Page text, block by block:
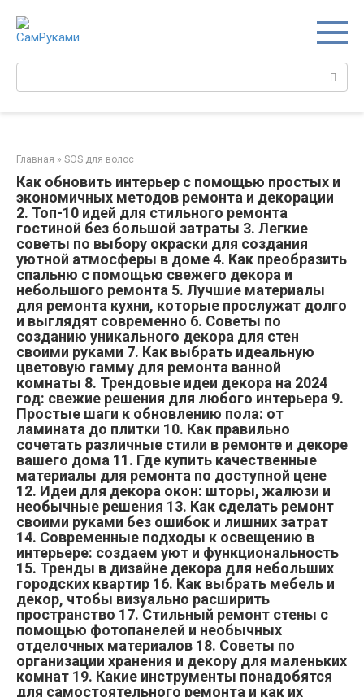
контенту
Главная » SOS для волос
Как обновить интерьер с помощью простых и
экономичных методов ремонта и декорации
2. Топ-10 идей для стильного ремонта
гостиной без большой затраты 3. Легкие
советы по выбору окраски для создания
уютной атмосферы в доме 4. Как преобразить
спальню с помощью свежего декора и
небольшого ремонта 5. Лучшие материалы
для ремонта кухни, которые прослужат долго
и выглядят современно 6. Советы по
созданию уникального декора для стен
своими руками 7. Как выбрать идеальную
цветовую гамму для ремонта ванной
комнаты 8. Трендовые идеи декора на 2024
год: свежие решения для любого интерьера 9.
Простые шаги к обновлению пола: от
ламината до плитки 10. Как правильно
сочетать различные стили в ремонте и декоре
вашего дома 11. Где купить качественные
материалы для ремонта по доступной цене
12. Идеи для декора окон: шторы, жалюзи и
необычные решения 13. Как сделать ремонт
своими руками без ошибок и лишних затрат
14. Современные подходы к освещению в
интерьере: создаем уют и функциональность
15. Тренды в дизайне декора для небольших
городских квартир 16. Как выбрать мебель и
декор, чтобы визуально расширить
пространство 17. Стильный ремонт стены с
помощью фотопанелей и необычных
отделочных материалов 18. Советы по
организации хранения и декору для маленьких
комнат 19. Какие инструменты понадобятся
для самостоятельного ремонта и как их